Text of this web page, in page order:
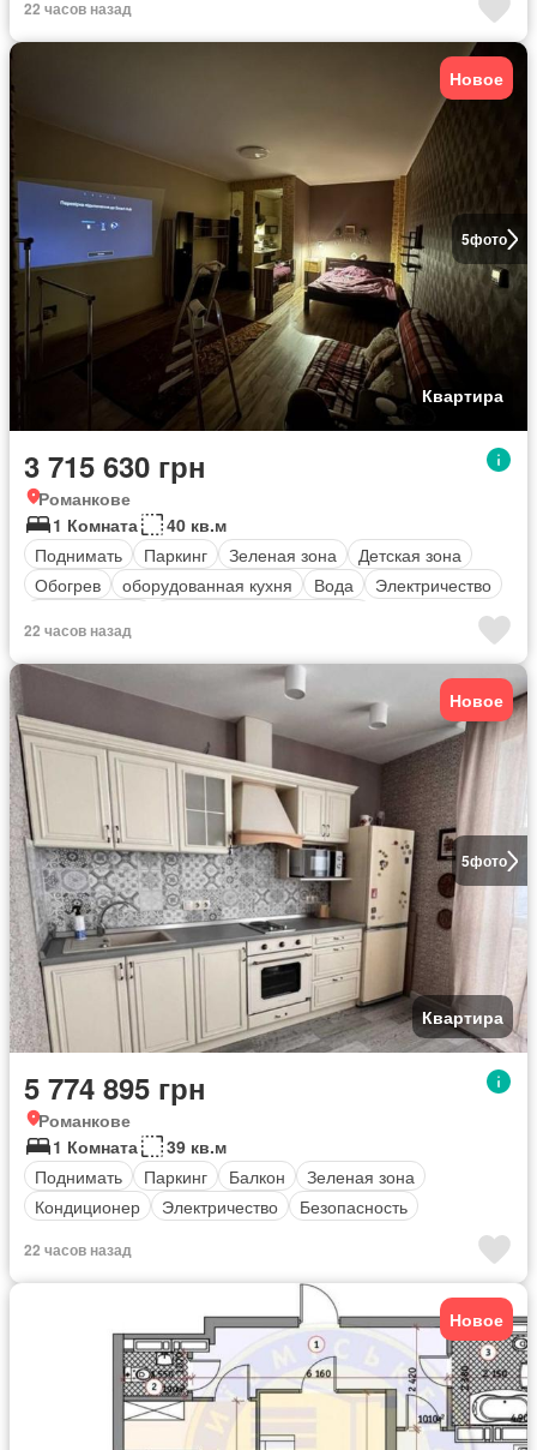
22 часов назад
5фото
Новое
Квартира
3 715 630 грн
Романкове
1 Комната
40 кв.м
Поднимать
Паркинг Зеленая зона
Детская зона
Обогрев
оборудованная кухня Вода
Электричество
22 часов назад
5фото
Новое
Квартира
5 774 895 грн
Романкове
1 Комната
39 кв.м
Поднимать
Паркинг Балкон
Зеленая зона
Кондиционер
Электричество Безопасность
22 часов назад
Новое